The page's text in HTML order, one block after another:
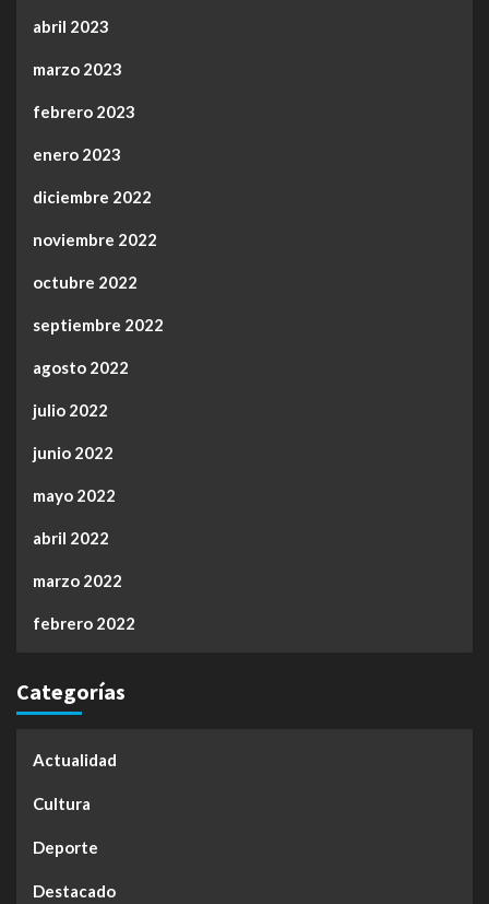
abril 2023
marzo 2023
febrero 2023
enero 2023
diciembre 2022
noviembre 2022
octubre 2022
septiembre 2022
agosto 2022
julio 2022
junio 2022
mayo 2022
abril 2022
marzo 2022
febrero 2022
Categorías
Actualidad
Cultura
Deporte
Destacado